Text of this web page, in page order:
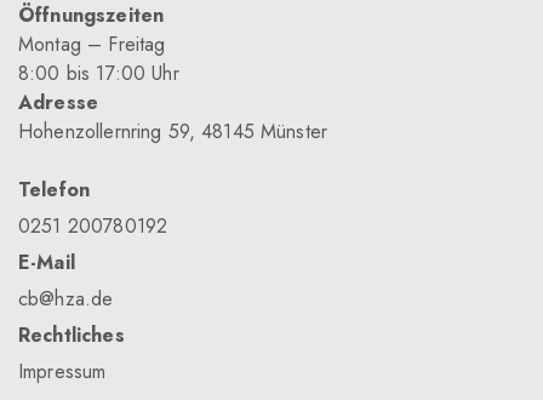
Öffnungszeiten
Montag – Freitag
8:00 bis 17:00 Uhr
Adresse
Hohenzollernring 59, 48145 Münster
Telefon
0251 200780192
E-Mail
cb@hza.de
Rechtliches
Impressum